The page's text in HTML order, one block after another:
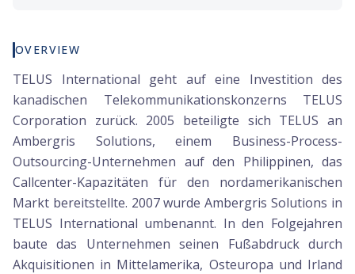
OVERVIEW
TELUS International geht auf eine Investition des
kanadischen Telekommunikationskonzerns TELUS
Corporation zurück. 2005 beteiligte sich TELUS an
Ambergris Solutions, einem Business-Process-
Outsourcing-Unternehmen auf den Philippinen, das
Callcenter-Kapazitäten für den nordamerikanischen
Markt bereitstellte. 2007 wurde Ambergris Solutions in
TELUS International umbenannt. In den Folgejahren
baute das Unternehmen seinen Fußabdruck durch
Akquisitionen in Mittelamerika, Osteuropa und Irland